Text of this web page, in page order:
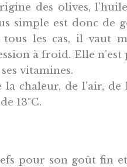
des olives,
simple est donc de
les cas, il vaut
à froid. Elle n’est
vitamines.
chaleur, de l’air,
13°C.
pour son goût fin